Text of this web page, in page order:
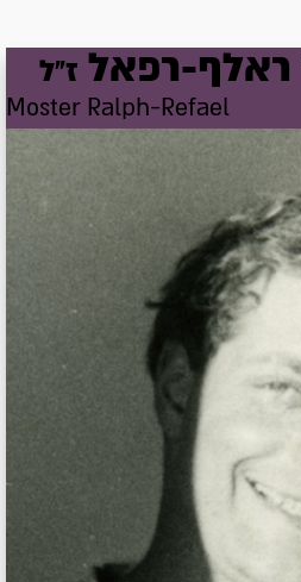
ראלף-רפאל ז"ל
Moster Ralph-Refael